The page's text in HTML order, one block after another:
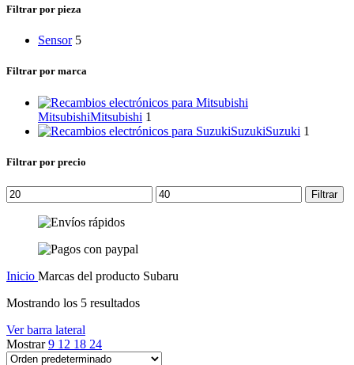
Filtrar por pieza
Sensor 5
Filtrar por marca
MitsubishiMitsubishi 1
SuzukiSuzuki 1
Filtrar por precio
Precio
mínimo
Precio
máximo
Filtrar
Inicio Marcas del producto Subaru
Mostrando los 5 resultados
Ver barra lateral
Mostrar9 12 18 24